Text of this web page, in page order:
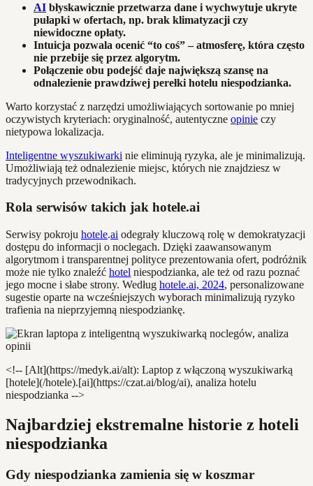
AI błyskawicznie przetwarza dane i wychwytuje ukryte
pułapki w ofertach, np. brak klimatyzacji czy
niewidoczne opłaty.
Intuicja pozwala ocenić “to coś” – atmosferę, która często
nie przebije się przez algorytm.
Połączenie obu podejść daje największą szansę na
odnalezienie prawdziwej perełki hotelu niespodzianka.
Warto korzystać z narzędzi umożliwiających sortowanie po mniej
oczywistych kryteriach: oryginalność, autentyczne opinie czy
nietypowa lokalizacja.
Inteligentne wyszukiwarki nie eliminują ryzyka, ale je minimalizują.
Umożliwiają też odnalezienie miejsc, których nie znajdziesz w
tradycyjnych przewodnikach.
Rola serwisów takich jak hotele.ai
Serwisy pokroju hotele.ai odegrały kluczową rolę w demokratyzacji
dostępu do informacji o noclegach. Dzięki zaawansowanym
algorytmom i transparentnej polityce prezentowania ofert, podróżnik
może nie tylko znaleźć hotel niespodzianka, ale też od razu poznać
jego mocne i słabe strony. Według hotele.ai, 2024, personalizowane
sugestie oparte na wcześniejszych wyborach minimalizują ryzyko
trafienia na nieprzyjemną niespodziankę.
<!-- [Alt](https://medyk.ai/alt): Laptop z włączoną wyszukiwarką
[hotele](/hotele).[ai](https://czat.ai/blog/ai), analiza hotelu
niespodzianka -->
Najbardziej ekstremalne historie z hoteli
niespodzianka
Gdy niespodzianka zamienia się w koszmar